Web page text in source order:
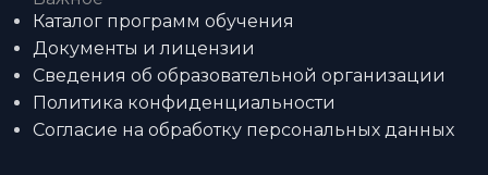
Каталог программ обучения
Документы и лицензии
Сведения об образовательной организации
Политика конфиденциальности
Согласие на обработку персональных данных